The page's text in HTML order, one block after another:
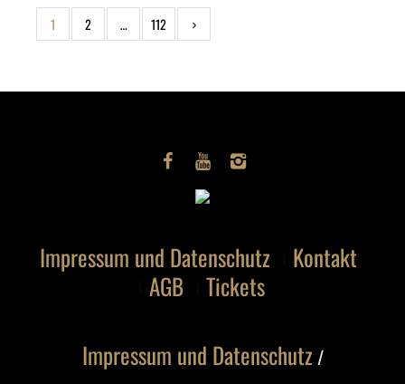
1 2 … 112
Impressum und Datenschutz
Kontakt
AGB
Tickets
Impressum und Datenschutz /